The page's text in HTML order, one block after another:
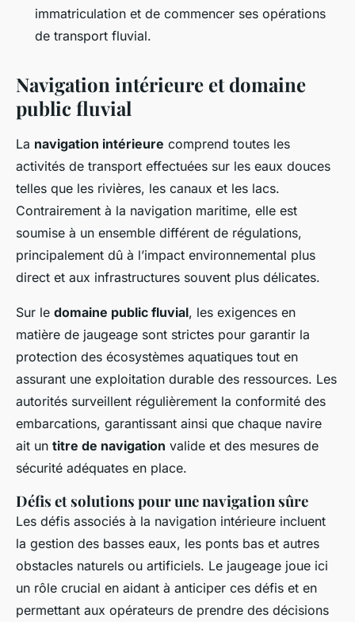
immatriculation et de commencer ses opérations
de transport fluvial.
Navigation intérieure et domaine
public fluvial
La navigation intérieure comprend toutes les
activités de transport effectuées sur les eaux douces
telles que les rivières, les canaux et les lacs.
Contrairement à la navigation maritime, elle est
soumise à un ensemble différent de régulations,
principalement dû à l’impact environnemental plus
direct et aux infrastructures souvent plus délicates.
Sur le domaine public fluvial, les exigences en
matière de jaugeage sont strictes pour garantir la
protection des écosystèmes aquatiques tout en
assurant une exploitation durable des ressources. Les
autorités surveillent régulièrement la conformité des
embarcations, garantissant ainsi que chaque navire
ait un titre de navigation valide et des mesures de
sécurité adéquates en place.
Défis et solutions pour une navigation sûre
Les défis associés à la navigation intérieure incluent
la gestion des basses eaux, les ponts bas et autres
obstacles naturels ou artificiels. Le jaugeage joue ici
un rôle crucial en aidant à anticiper ces défis et en
permettant aux opérateurs de prendre des décisions